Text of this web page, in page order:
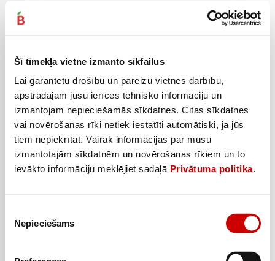
Šī tīmekļa vietne izmanto sīkfailus
Lai garantētu drošību un pareizu vietnes darbību,
apstrādājam jūsu ierīces tehnisko informāciju un
izmantojam nepieciešamās sīkdatnes. Citas sīkdatnes
vai novērošanas rīki netiek iestatīti automātiski, ja jūs
tiem nepiekrītat. Vairāk informācijas par mūsu
izmantotajām sīkdatnēm un novērošanas rīkiem un to
ievākto informāciju meklējiet sadaļā Privātuma politika.
izvēle
Nepieciešams
Pievienot